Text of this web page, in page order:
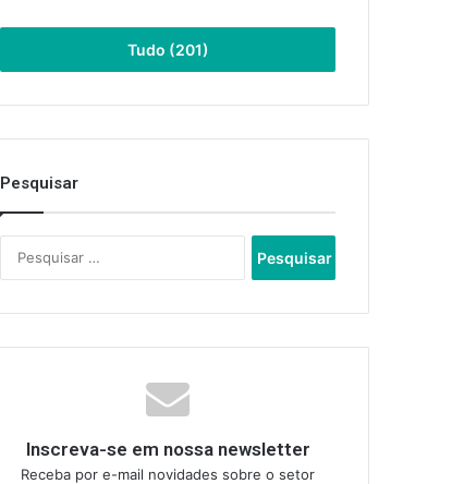
Tudo (201)
Pesquisar
por:
Inscreva-se em nossa newsletter
Receba por e-mail novidades sobre o setor